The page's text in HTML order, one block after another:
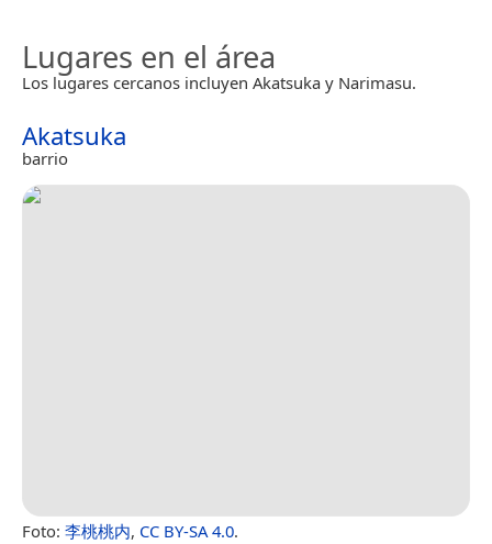
Lugares en el área
Los lugares cercanos incluyen Akatsuka y Narimasu.
Akatsuka
barrio
Foto: 李桃桃内, CC BY-SA 4.0.